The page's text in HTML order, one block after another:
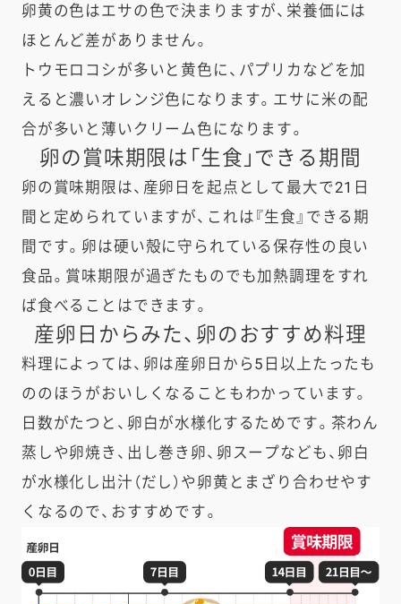
卵黄の色はエサの色で決まりますが、栄養価には
ほとんど差がありません。
トウモロコシが多いと黄色に、パプリカなどを加
えると濃いオレンジ色になります。エサに米の配
合が多いと薄いクリーム色になります。
卵の賞味期限は「生食」できる期間​
卵の賞味期限は、産卵日を起点として最大で21日
間と定められていますが、これは『生食』できる期
間です。卵は硬い殻に守られている保存性の良い
食品。賞味期限が過ぎたものでも加熱調理をすれ
ば食べることはできます。
産卵日からみた、卵のおすすめ料理
料理によっては、卵は産卵日から5日以上たったも
ののほうがおいしくなることもわかっています。
日数がたつと、卵白が水様化するためです。茶わん
蒸しや卵焼き、出し巻き卵、卵スープなども、卵白
が水様化し出汁（だし）や卵黄とまざり合わせやす
くなるので、おすすめです。